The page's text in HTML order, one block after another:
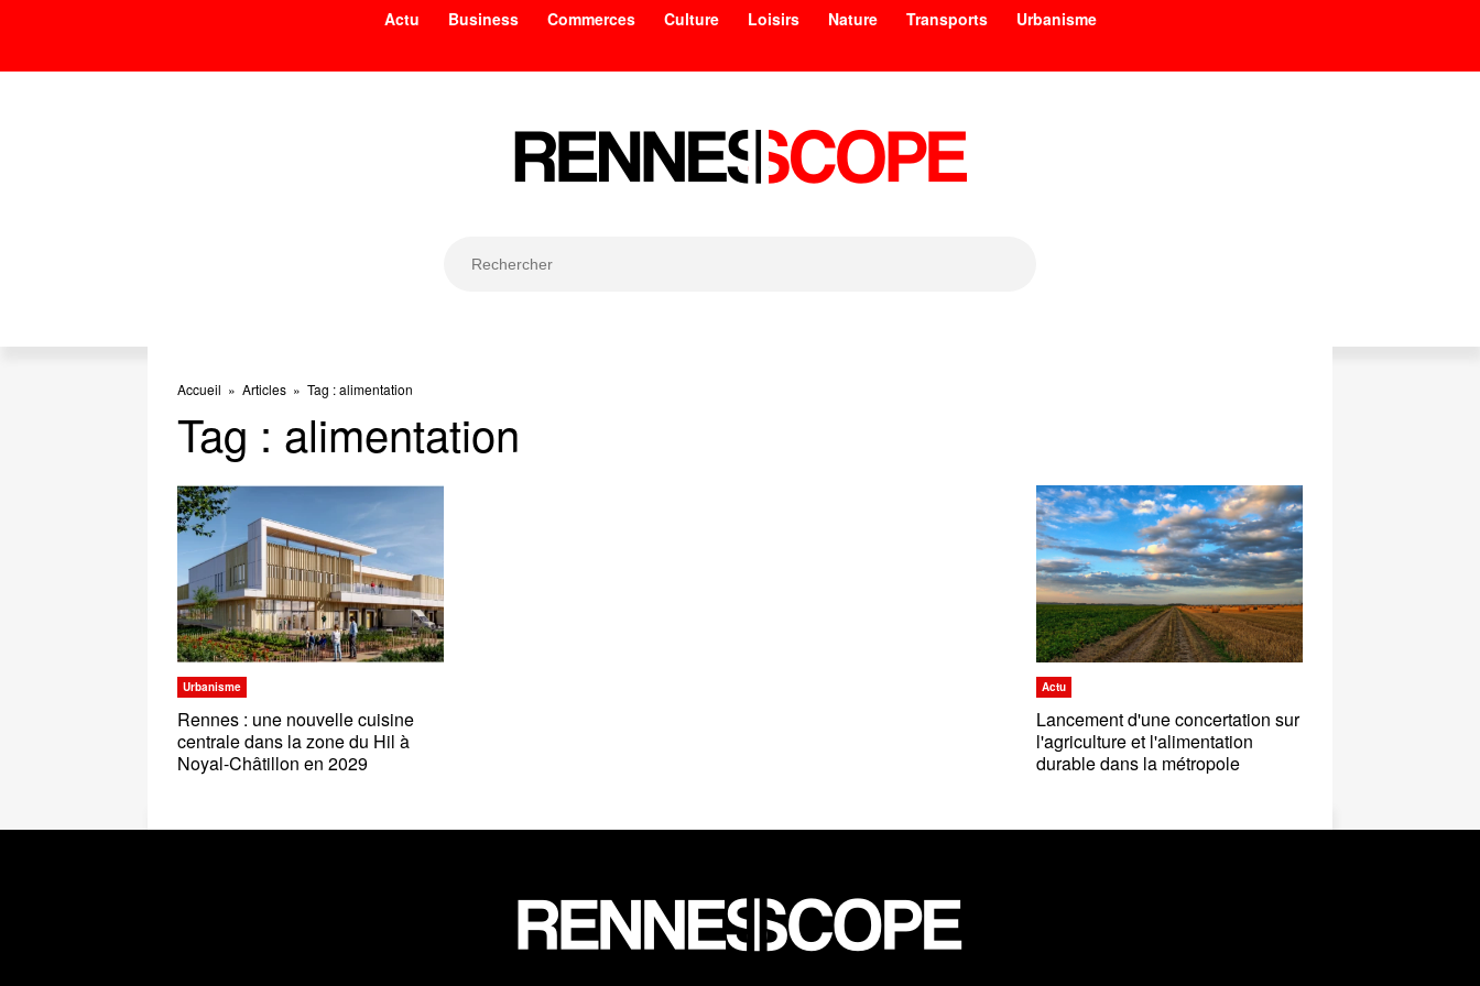
Actu Business Commerces Culture Loisirs Nature Transports Urbanisme
Accueil »Articles »Tag : alimentation
Tag : alimentation
Urbanisme
Rennes : une nouvelle cuisine
centrale dans la zone du Hil à
Noyal-Châtillon en 2029
Actu
Lancement d'une concertation sur
l'agriculture et l'alimentation
durable dans la métropole